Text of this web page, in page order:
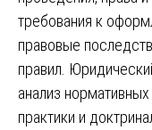
требования к
правовые
правил.
анализ
практики и